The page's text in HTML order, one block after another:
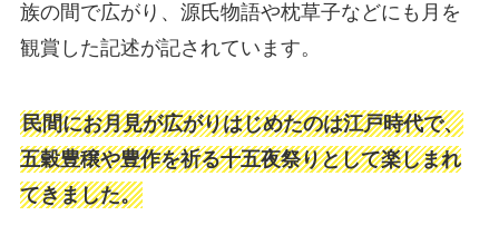
族の間で広がり、源氏物語や枕草子などにも月を
観賞した記述が記されています。
民間にお月見が広がりはじめたのは江戸時代で、
五穀豊穣や豊作を祈る十五夜祭りとして楽しまれ
てきました。